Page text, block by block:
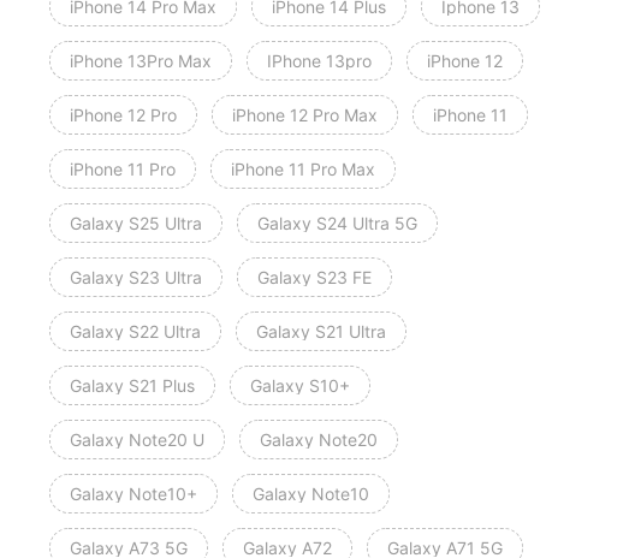
iPhone 14 Pro Max iPhone 14 Plus Iphone 13
iPhone 13Pro Max IPhone 13pro iPhone 12
iPhone 12 Pro iPhone 12 Pro Max iPhone 11
iPhone 11 Pro iPhone 11 Pro Max
Galaxy S25 Ultra Galaxy S24 Ultra 5G
Galaxy S23 Ultra Galaxy S23 FE
Galaxy S22 Ultra Galaxy S21 Ultra
Galaxy S21 Plus Galaxy S10+
Galaxy Note20 U Galaxy Note20
Galaxy Note10+ Galaxy Note10
Galaxy A73 5G Galaxy A72 Galaxy A71 5G